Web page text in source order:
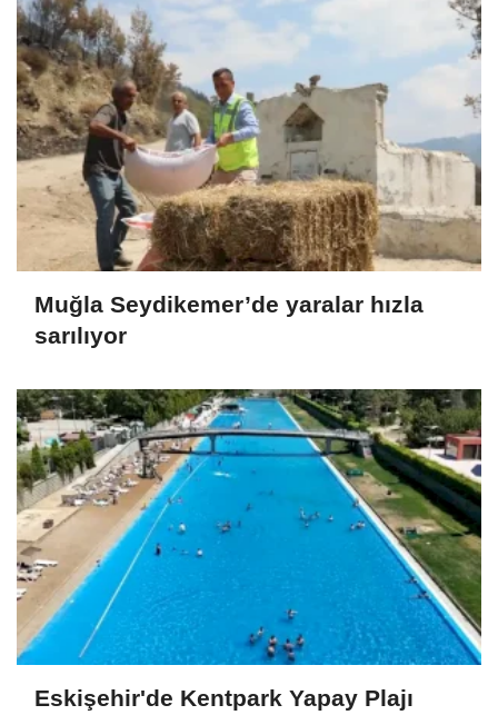
Muğla Seydikemer’de yaralar hızla
sarılıyor
Eskişehir'de Kentpark Yapay Plajı